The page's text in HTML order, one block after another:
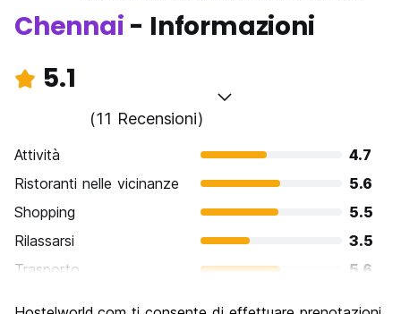
Chennai - Informazioni
5.1
(11 Recensioni)
Attività
4.7
Ristoranti nelle vicinanze
5.6
Shopping
5.5
Rilassarsi
3.5
Trasporto
5.6